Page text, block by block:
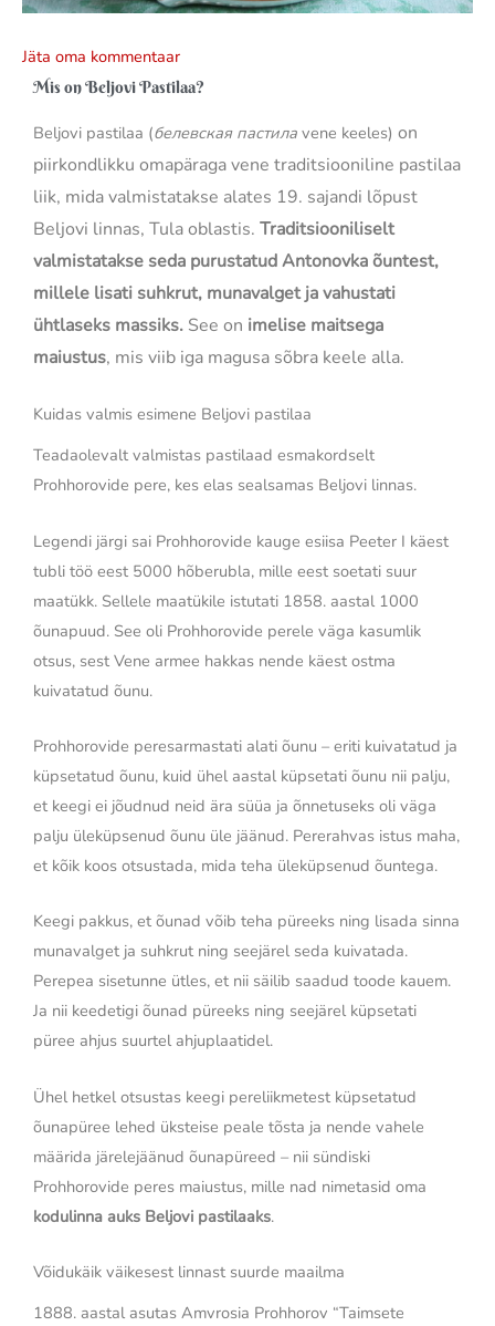
Jäta oma kommentaar
Mis on Beljovi Pastilaa?
Beljovi pastilaa (белевская пастила vene keeles) on
piirkondlikku omapäraga vene traditsiooniline pastilaa
liik, mida valmistatakse alates 19. sajandi lõpust
Beljovi linnas, Tula oblastis. Traditsiooniliselt
valmistatakse seda purustatud Antonovka õuntest,
millele lisati suhkrut, munavalget ja vahustati
ühtlaseks massiks. See on imelise maitsega
maiustus, mis viib iga magusa sõbra keele alla.
Kuidas valmis esimene Beljovi pastilaa
Teadaolevalt valmistas pastilaad esmakordselt
Prohhorovide pere, kes elas sealsamas Beljovi linnas.
Legendi järgi sai Prohhorovide kauge esiisa Peeter I käest
tubli töö eest 5000 hõberubla, mille eest soetati suur
maatükk. Sellele maatükile istutati 1858. aastal 1000
õunapuud. See oli Prohhorovide perele väga kasumlik
otsus, sest Vene armee hakkas nende käest ostma
kuivatatud õunu.
Prohhorovide peresarmastati alati õunu – eriti kuivatatud ja
küpsetatud õunu, kuid ühel aastal küpsetati õunu nii palju,
et keegi ei jõudnud neid ära süüa ja õnnetuseks oli väga
palju üleküpsenud õunu üle jäänud. Pererahvas istus maha,
et kõik koos otsustada, mida teha üleküpsenud õuntega.
Keegi pakkus, et õunad võib teha püreeks ning lisada sinna
munavalget ja suhkrut ning seejärel seda kuivatada.
Perepea sisetunne ütles, et nii säilib saadud toode kauem.
Ja nii keedetigi õunad püreeks ning seejärel küpsetati
püree ahjus suurtel ahjuplaatidel.
Ühel hetkel otsustas keegi pereliikmetest küpsetatud
õunapüree lehed üksteise peale tõsta ja nende vahele
määrida järelejäänud õunapüreed – nii sündiski
Prohhorovide peres maiustus, mille nad nimetasid oma
kodulinna auks Beljovi pastilaaks.
Võidukäik väikesest linnast suurde maailma
1888. aastal asutas Amvrosia Prohhorov “Taimsete